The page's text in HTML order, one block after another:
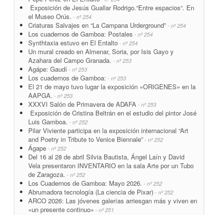
Exposición de Jesús Guallar Rodrigo.“Entre espacios“. En
el Museo Orús. - nº 254
Criaturas Salvajes en “La Campana Urderground” - nº 254
Los cuadernos de Gamboa: Postales - nº 254
Synthtaxia estuvo en El Entalto - nº 254
Un mural creado en Almenar, Soria, por Isis Gayo y
Azahara del Campo Granada. - nº 253
Agápe: Gaudí - nº 253
Los cuadernos de Gamboa: - nº 253
El 21 de mayo tuvo lugar la exposición «ORIGENES» en la
AAPGA. - nº 253
XXXVI Salón de Primavera de ADAFA - nº 253
Exposición de Cristina Beltrán en el estudio del pintor José
Luis Gamboa. - nº 252
Pilar Viviente participa en la exposición internacional “Art
and Poetry in Tribute to Venice Biennale” - nº 252
Ágape - nº 252
Del 16 al 28 de abril Silvia Bautista, Ángel Laín y David
Vela presentaron INVENTARIO en la sala Arte por un Tubo
de Zaragoza. - nº 252
Los Cuadernos de Gamboa: Mayo 2026. - nº 252
Abrumadora tecnología (La ciencia de Pixar) - nº 252
ARCO 2026: Las jóvenes galerías arriesgan más y viven en
«un presente continuo» - nº 251